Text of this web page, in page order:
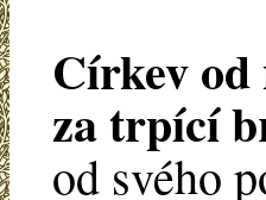
Církev
za trpící
od svého